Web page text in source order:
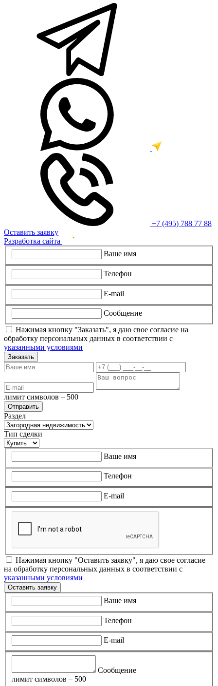
+7 (495) 788 77 88
Оставить заявку
Разработка сайта
Ваше имя
Телефон
E-mail
Сообщение
Нажимая кнопку "Заказать", я даю свое согласие на
обработку персональных данных в соответствии с
указанными условиями
Заказать
лимит символов – 500
Раздел
Тип сделки
Ваше имя
Телефон
E-mail
Нажимая кнопку "Оставить заявку", я даю свое согласие
на обработку персональных данных в соответствии с
указанными условиями
Оставить заявку
Ваше имя
Телефон
E-mail
Сообщение
лимит символов – 500